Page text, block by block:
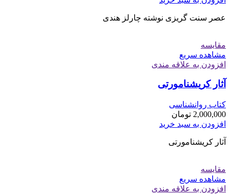
عصر سنت گریزی نوشته چارلز هندی
مقایسه
مشاهده سریع
افزودن به علاقه مندی
آثار کریشنامورتی
کتاب روانشناسی
2,000,000 تومان
افزودن به سبد خرید
آثار کریشنامورتی
مقایسه
مشاهده سریع
افزودن به علاقه مندی